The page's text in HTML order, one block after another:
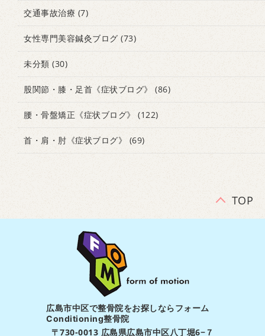
交通事故治療 (7)
女性専門美容鍼灸ブログ (73)
未分類 (30)
股関節・膝・足首《症状ブログ》 (86)
腰・骨盤矯正《症状ブログ》 (122)
首・肩・肘《症状ブログ》 (69)
TOP
広島市中区で整骨院をお探しならフォーム
Conditioning整骨院
〒730-0013 広島県広島市中区八丁堀6−７